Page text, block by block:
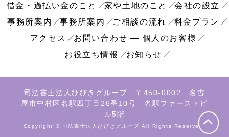
借金・過払い金のこと
家や土地のこと
会社の設立
事務所案内
事務所案内 ご相談の流れ
料金プラン
アクセス
お問い合わせ ― 個人のお客様
お役立ち情報
お知らせ
司法書士法人ひびきグループ 〒450-0002 名古
屋市中村区名駅四丁目26番10号 名駅ファーストビ
ル5階
Copyright © 司法書士法人ひびきグループ All Rights Reserved.